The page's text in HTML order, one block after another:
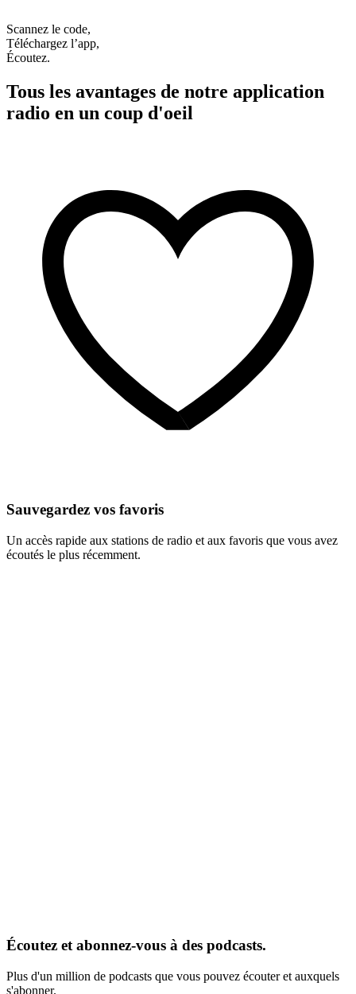
Scannez le code,
Téléchargez l’app,
Écoutez.
Tous les avantages de notre application
radio en un coup d'oeil
Sauvegardez vos favoris
Un accès rapide aux stations de radio et aux favoris que vous avez
écoutés le plus récemment.
Écoutez et abonnez-vous à des podcasts.
Plus d'un million de podcasts que vous pouvez écouter et auxquels
s'abonner.